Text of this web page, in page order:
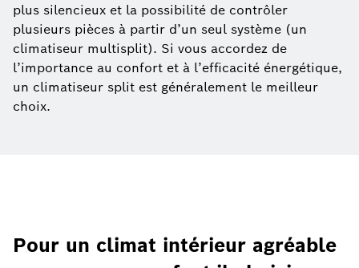
plus silencieux et la possibilité de contrôler
plusieurs pièces à partir d’un seul système (un
climatiseur multisplit). Si vous accordez de
l’importance au confort et à l’efficacité énergétique,
un climatiseur split est généralement le meilleur
choix.
Pour un climat intérieur agréable